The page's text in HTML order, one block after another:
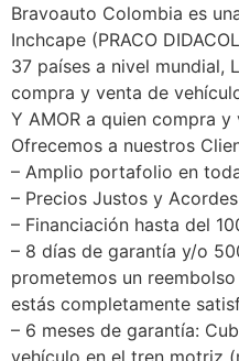
Bravoauto Colombia es
Inchcape (PRACO
37 países a nivel mundial,
compra y venta de
Y AMOR a quien compra y
Ofrecemos a nuestros
– Amplio portafolio en
– Precios Justos y
– Financiación hasta del
– 8 días de garantía y/o
prometemos un
estás completamente
– 6 meses de garantía:
vehículo en el tren motriz